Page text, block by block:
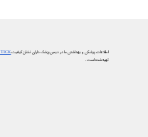
اطلاعات پزشکی و بهداشتی ما در دیجی‌پزشک دارای نشان کیفیتTICK
تهیه شده است.